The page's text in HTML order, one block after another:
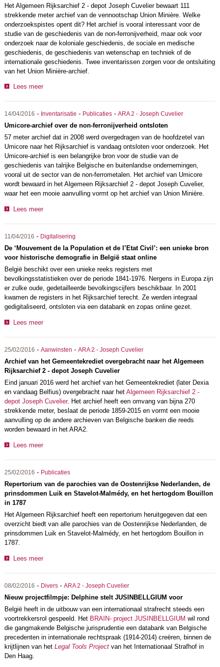
Het Algemeen Rijksarchief 2 - depot Joseph Cuvelier bewaart 111
strekkende meter archief van de vennootschap Union Minière. Welke
onderzoekspistes opent dit? Het archief is vooral interessant voor de
studie van de geschiedenis van de non-ferronijverheid, maar ook voor
onderzoek naar de koloniale geschiedenis, de sociale en medische
geschiedenis, de geschiedenis van wetenschap en techniek of de
internationale geschiedenis. Twee inventarissen zorgen voor de ontsluiting
van het Union Minière-archief.
Lees meer
14/04/2016 - Inventarisatie - Publicaties- ARA 2 - Joseph Cuvelier
Umicore-archief over de non-ferronijverheid ontsloten
57 meter archief dat in 2008 werd overgedragen van de hoofdzetel van
Umicore naar het Rijksarchief is vandaag ontsloten voor onderzoek. Het
Umicore-archief is een belangrijke bron voor de studie van de
geschiedenis van talrijke Belgische en buitenlandse ondernemingen,
vooral uit de sector van de non-ferrometalen. Het archief van Umicore
wordt bewaard in het Algemeen Rijksarchief 2 - depot Joseph Cuvelier,
waar het een mooie aanvulling vormt op het archief van Union Minière.
Lees meer
11/04/2016 - Digitalisering
De ‘Mouvement de la Population et de l’Etat Civil’: een unieke bron
voor historische demografie in België staat online
België beschikt over een unieke reeks registers met
bevolkingsstatistieken over de periode 1841-1976. Nergens in Europa zijn
er zulke oude, gedetailleerde bevolkingscijfers beschikbaar. In 2001
kwamen de registers in het Rijksarchief terecht. Ze werden integraal
gedigitaliseerd, ontsloten via een databank en zopas online gezet.
Lees meer
25/02/2016 - Aanwinsten - ARA 2 - Joseph Cuvelier
Archief van het Gemeentekrediet overgebracht naar het Algemeen
Rijksarchief 2 - depot Joseph Cuvelier
Eind januari 2016 werd het archief van het Gemeentekrediet (later Dexia
en vandaag Belfius) overgebracht naar het Algemeen Rijksarchief 2 -
depot Joseph Cuvelier. Het archief heeft een omvang van bijna 270
strekkende meter, beslaat de periode 1859-2015 en vormt een mooie
aanvulling op de andere archieven van Belgische banken die reeds
worden bewaard in het ARA2.
Lees meer
25/02/2016 - Publicaties
Repertorium van de parochies van de Oostenrijkse Nederlanden, de
prinsdommen Luik en Stavelot-Malmédy, en het hertogdom Bouillon
in 1787
Het Algemeen Rijksarchief heeft een repertorium heruitgegeven dat een
overzicht biedt van alle parochies van de Oostenrijkse Nederlanden, de
prinsdommen Luik en Stavelot-Malmédy, en het hertogdom Bouillon in
1787.
Lees meer
08/02/2016 - Divers- ARA 2 - Joseph Cuvelier
Nieuw projectfilmpje: Delphine stelt JUSINBELLGIUM voor
België heeft in de uitbouw van een internationaal strafrecht steeds een
voortrekkersrol gespeeld. Het BRAIN- project JUSINBELLGIUM wil rond
die gangmakende Belgische jurisprudentie een databank van Belgische
precedenten in internationale rechtspraak (1914-2014) creëren, binnen de
krijtlijnen van het Legal Tools Project van het Internationaal Strafhof in
Den Haag.